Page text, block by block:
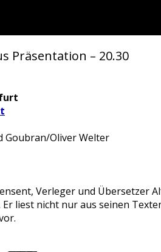
Präsentation – 20.30
Goubran/Oliver Welter
Verleger und Übersetzer
liest nicht nur aus seinen